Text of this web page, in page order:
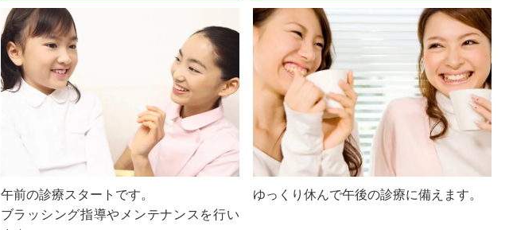
午前の診療スタートです。
ブラッシング指導やメンテナンスを行い
ゆっくり休んで午後の診療に備えます。